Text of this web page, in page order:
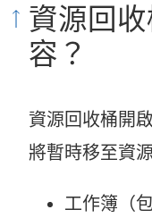
資源回
容？
資源回收桶開
將暫時移至資
工作簿（